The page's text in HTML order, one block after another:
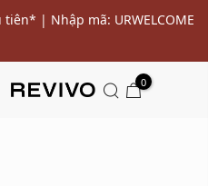
| Nhập mã: URWELCOME
0